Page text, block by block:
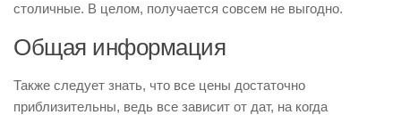
столичные. В целом, получается совсем не выгодно.
Общая информация
Также следует знать, что все цены достаточно
приблизительны, ведь все зависит от дат, на когда